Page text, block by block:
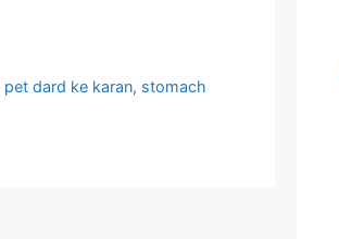
pet dard ke karan, stomach